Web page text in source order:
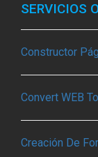
SERVICIOS
Constructor
Convert WEB
Creación De